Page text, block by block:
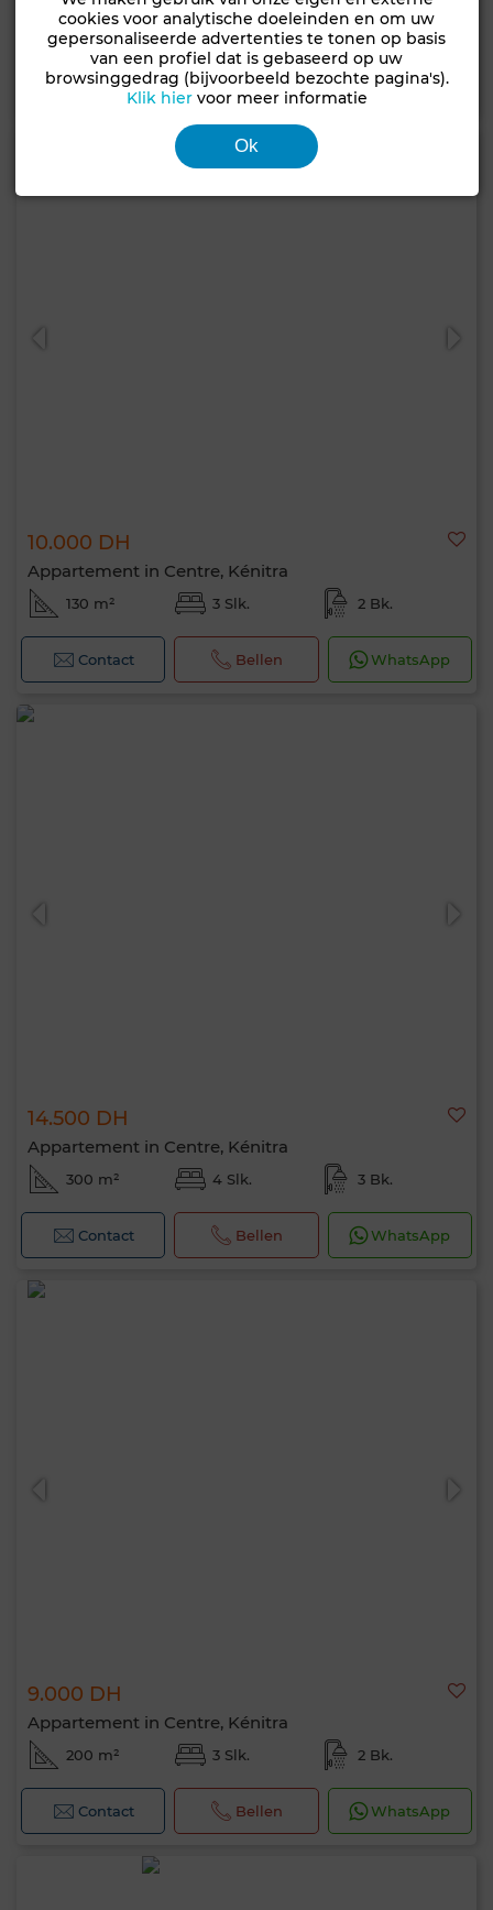
110 m² 3 Slk. 2 Bk.
Contact Bellen WhatsApp
10.000 DH
Appartement in Centre, Kénitra
130 m² 3 Slk. 2 Bk.
Contact Bellen WhatsApp
14.500 DH
Appartement in Centre, Kénitra
300 m² 4 Slk. 3 Bk.
Contact Bellen WhatsApp
9.000 DH
Appartement in Centre, Kénitra
200 m² 3 Slk. 2 Bk.
Contact Bellen WhatsApp
cookies voor analytische doeleinden en om uw
gepersonaliseerde advertenties te tonen op basis
van een profiel dat is gebaseerd op uw
browsinggedrag (bijvoorbeeld bezochte pagina's).
Klik hiervoor meer informatie
Ok